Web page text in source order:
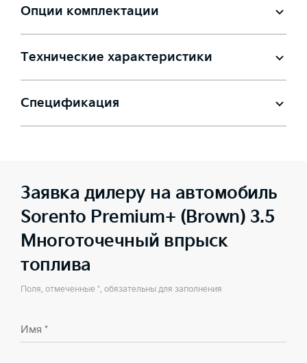
Опции комплектации
Технические характеристики
Спецификация
Заявка дилеру на автомобиль
Sorento Premium+ (Brown) 3.5
Многоточечный впрыск
топлива
Поля, отмеченные *, обязательны для заполнения
Имя *